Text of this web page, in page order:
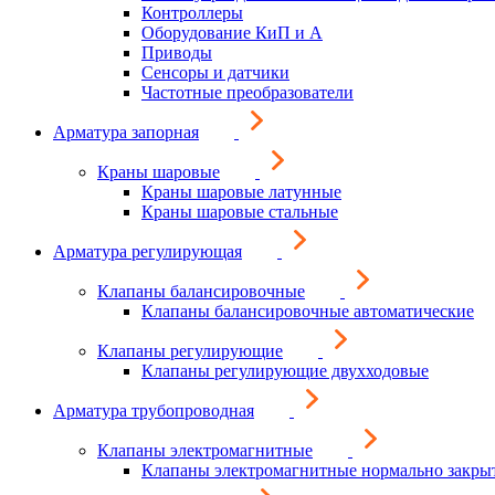
Контроллеры
Оборудование КиП и А
Приводы
Сенсоры и датчики
Частотные преобразователи
Арматура запорная
Краны шаровые
Краны шаровые латунные
Краны шаровые стальные
Арматура регулирующая
Клапаны балансировочные
Клапаны балансировочные автоматические
Клапаны регулирующие
Клапаны регулирующие двухходовые
Арматура трубопроводная
Клапаны электромагнитные
Клапаны электромагнитные нормально